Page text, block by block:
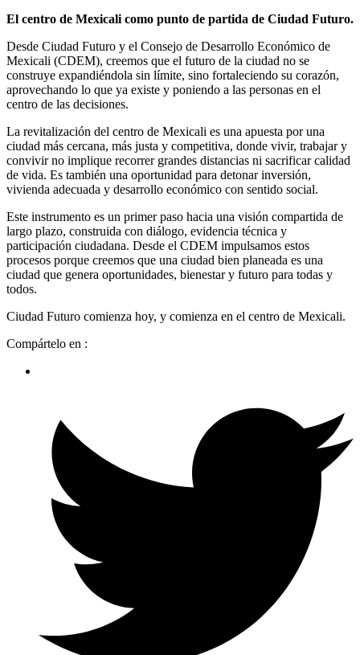
El centro de Mexicali como punto de partida de Ciudad Futuro.
Desde Ciudad Futuro y el Consejo de Desarrollo Económico de
Mexicali (CDEM), creemos que el futuro de la ciudad no se
construye expandiéndola sin límite, sino fortaleciendo su corazón,
aprovechando lo que ya existe y poniendo a las personas en el
centro de las decisiones.
La revitalización del centro de Mexicali es una apuesta por una
ciudad más cercana, más justa y competitiva, donde vivir, trabajar y
convivir no implique recorrer grandes distancias ni sacrificar calidad
de vida. Es también una oportunidad para detonar inversión,
vivienda adecuada y desarrollo económico con sentido social.
Este instrumento es un primer paso hacia una visión compartida de
largo plazo, construida con diálogo, evidencia técnica y
participación ciudadana. Desde el CDEM impulsamos estos
procesos porque creemos que una ciudad bien planeada es una
ciudad que genera oportunidades, bienestar y futuro para todas y
todos.
Ciudad Futuro comienza hoy, y comienza en el centro de Mexicali.
Compártelo en :